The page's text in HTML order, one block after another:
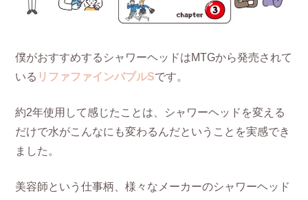
僕がおすすめするシャワーヘッドはMTGから発売されて
いる リファファインバブルSです。
約2年使用して感じたことは、シャワーヘッドを変える
だけで水がこんなにも変わるんだということを実感でき
ました。
美容師という仕事柄、様々なメーカーのシャワーヘッド